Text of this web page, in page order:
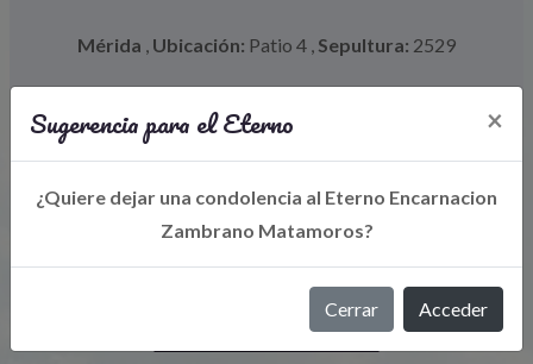
Mérida , Ubicación: Patio 4 , Sepultura: 2529
Libro de Eterno
Sugerencia para el Eterno ×
¿Quiere dejar una condolencia al Eterno Encarnacion
Zambrano Matamoros?
Cerrar Acceder